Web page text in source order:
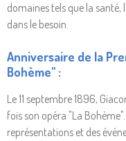
domaines tels que la
dans le besoin.
Anniversaire de la
Bohème" :
Le 11 septembre 1896,
fois son opéra "La
représentations et des